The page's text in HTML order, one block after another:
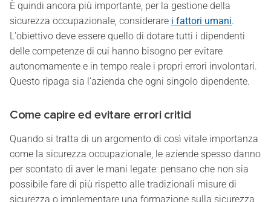
È quindi ancora più importante, per la gestione della
sicurezza occupazionale, considerare i fattori umani.
L’obiettivo deve essere quello di dotare tutti i dipendenti
delle competenze di cui hanno bisogno per evitare
autonomamente e in tempo reale i propri errori involontari.
Questo ripaga sia l’azienda che ogni singolo dipendente.
Come capire ed evitare errori critici
Quando si tratta di un argomento di così vitale importanza
come la sicurezza occupazionale, le aziende spesso danno
per scontato di aver le mani legate: pensano che non sia
possibile fare di più rispetto alle tradizionali misure di
sicurezza o implementare una formazione sulla sicurezza